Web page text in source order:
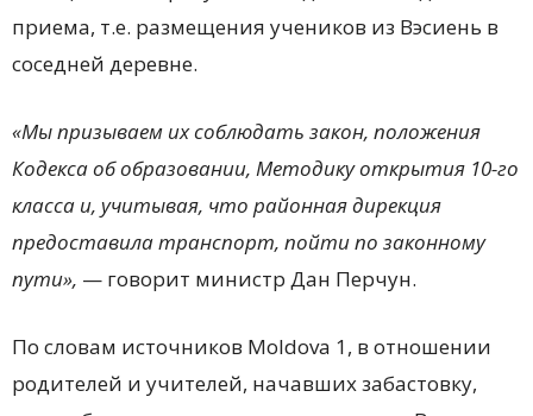
приема, т.е. размещения учеников из Вэсиень в
соседней деревне.
«Мы призываем их соблюдать закон, положения
Кодекса об образовании, Методику открытия 10-го
класса и, учитывая, что районная дирекция
предоставила транспорт, пойти по законному
пути», — говорит министр Дан Перчун.
По словам источников Moldova 1, в отношении
родителей и учителей, начавших забастовку,